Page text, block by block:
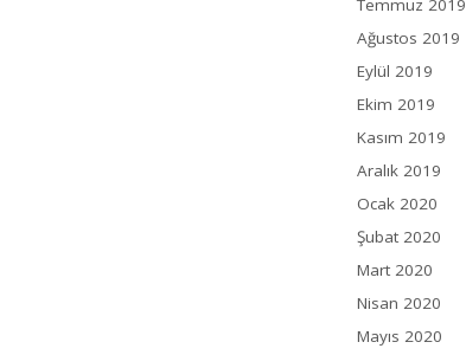
Temmuz 2019
Ağustos 2019
Eylül 2019
Ekim 2019
Kasım 2019
Aralık 2019
Ocak 2020
Şubat 2020
Mart 2020
Nisan 2020
Mayıs 2020